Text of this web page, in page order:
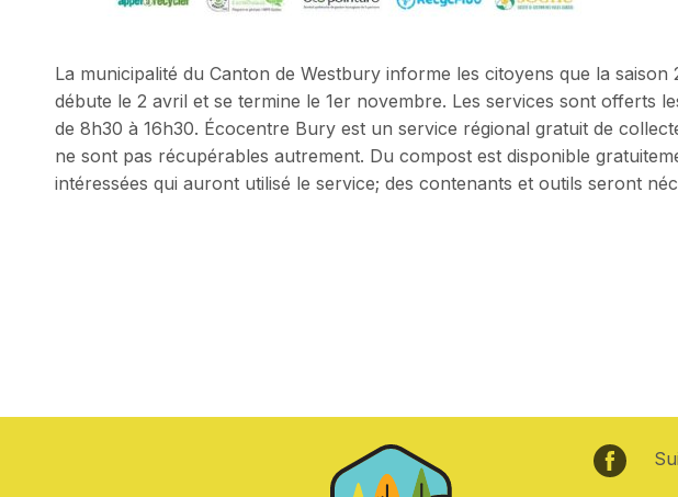
La municipalité du Canton de Westbury informe les citoyens que la saison
débute le 2 avril et se termine le 1er novembre. Les services sont offerts
de 8h30 à 16h30. Écocentre Bury est un service régional gratuit de
ne sont pas récupérables autrement. Du compost est disponible
intéressées qui auront utilisé le service; des contenants et outils seront